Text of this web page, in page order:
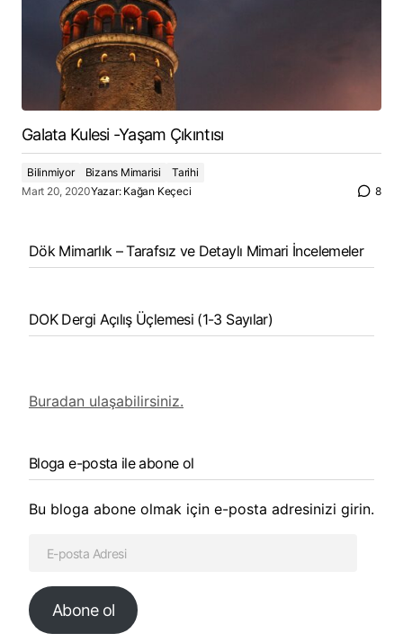
Galata Kulesi -Yaşam Çıkıntısı
Bilinmiyor Bizans Mimarisi
Tarihi
Mart 20, 2020Yazar: Kağan Keçeci 8
Dök Mimarlık – Tarafsız ve Detaylı Mimari İncelemeler
DOK Dergi Açılış Üçlemesi (1-3 Sayılar)
Buradan ulaşabilirsiniz.
Bloga e-posta ile abone ol
Bu bloga abone olmak için e-posta adresinizi girin.
Abone ol